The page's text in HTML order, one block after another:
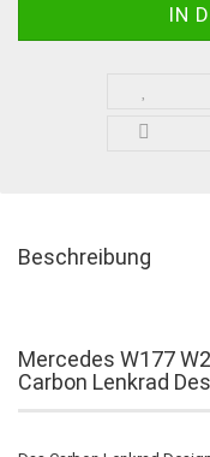
Beschreibung
Mercedes W177
Carbon Lenkrad